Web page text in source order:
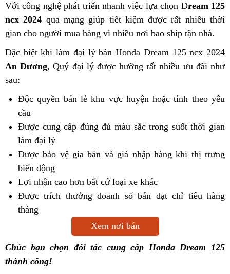
Với công nghệ phát triển nhanh việc lựa chọn Dream 125
ncx 2024 qua mạng giúp tiết kiệm được rất nhiều thời
gian cho người mua hàng vì nhiều nơi bao ship tận nhà.
Đặc biệt khi làm đại lý bán Honda Dream 125 ncx 2024
An Dương, Quý đại lý được hưỡng rất nhiều ưu đãi như
sau:
Độc quyền bán lẻ khu vực huyện hoặc tỉnh theo yêu
cầu
Được cung cấp đúng đủ màu sắc trong suốt thời gian
làm đại lý
Được bảo vệ gia bán và giá nhập hàng khi thị trưng
biến động
Lợi nhận cao hơn bất cứ loại xe khác
Được trích thưởng doanh số bán đạt chỉ tiêu hàng
tháng
Xem nơi bán
Chúc bạn chọn đối tác cung cấp Honda Dream 125
thành công!